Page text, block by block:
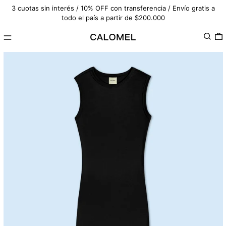
3 cuotas sin interés / 10% OFF con transferencia / Envío gratis a
todo el país a partir de $200.000
Menú Buscar